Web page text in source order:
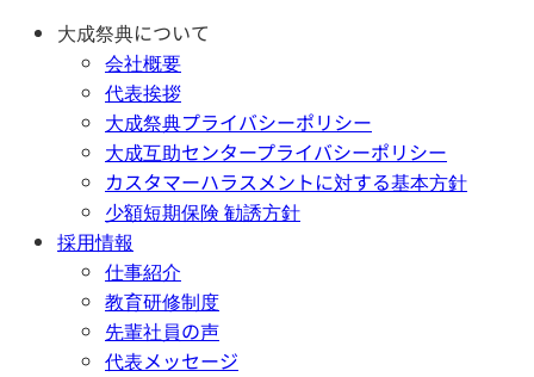
大成祭典について
会社概要
代表挨拶
大成祭典プライバシーポリシー
大成互助センタープライバシーポリシー
カスタマーハラスメントに対する基本方針
少額短期保険 勧誘方針
採用情報
仕事紹介
教育研修制度
先輩社員の声
代表メッセージ